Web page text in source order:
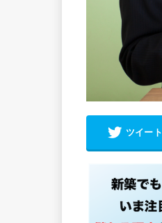
ツイート